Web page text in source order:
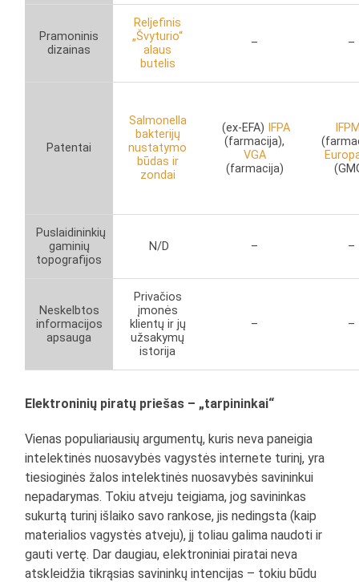
Pramoninis
dizainas
Reljefinis
„Švyturio“
alaus
butelis
– –
Patentai
Salmonella
bakterijų
nustatymo
būdas ir
zondai
(ex-EFA)
IFPA
(farmacija),
VGA
(farmacija)
Puslaidininkių
gaminių
topografijos
N/D – –
Neskelbtos
informacijos
apsauga
Privačios
įmonės
klientų ir jų
užsakymų
istorija
– –
Elektroninių piratų priešas – „tarpininkai“
Vienas populiariausių argumentų, kuris neva paneigia
intelektinės nuosavybės vagystės internete turinį, yra
tiesioginės žalos intelektinės nuosavybės savininkui
nepadarymas. Tokiu atveju teigiama, jog savininkas
sukurtą turinį išlaiko savo rankose, jis nedingsta (kaip
materialios vagystės atveju), jį toliau galima naudoti ir
gauti vertę. Dar daugiau, elektroniniai piratai neva
atskleidžia tikrąsias savininkų intencijas – tokiu būdu